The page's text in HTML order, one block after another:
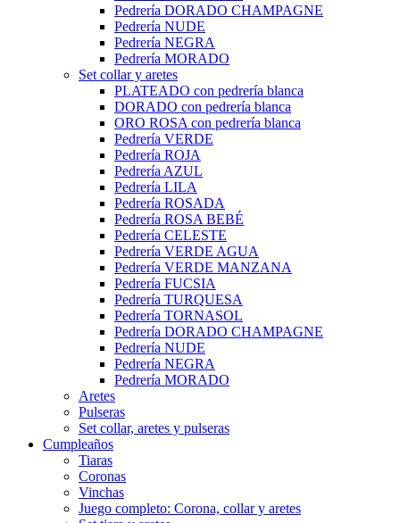
Pedrería DORADO CHAMPAGNE
Pedrería NUDE
Pedrería NEGRA
Pedrería MORADO
Set collar y aretes
PLATEADO con pedrería blanca
DORADO con pedrería blanca
ORO ROSA con pedrería blanca
Pedrería VERDE
Pedrería ROJA
Pedrería AZUL
Pedrería LILA
Pedrería ROSADA
Pedrería ROSA BEBÉ
Pedrería CELESTE
Pedrería VERDE AGUA
Pedrería VERDE MANZANA
Pedrería FUCSIA
Pedrería TURQUESA
Pedrería TORNASOL
Pedrería DORADO CHAMPAGNE
Pedrería NUDE
Pedrería NEGRA
Pedrería MORADO
Aretes
Pulseras
Set collar, aretes y pulseras
Cumpleaños
Tiaras
Coronas
Vinchas
Juego completo: Corona, collar y aretes